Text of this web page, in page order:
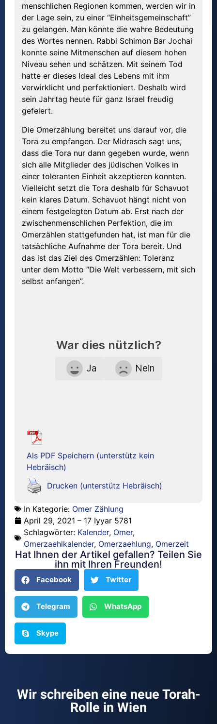
menschlichen Regionen kommen, werden wir in
der Lage sein, zu einer “Einheitsgemeinschaft”
zu gelangen. Man könnte die wahre Bedeutung
des Wortes nennen. Rabbi Schimon Bar Jochai
konnte seine Mitmenschen auf diesem hohen
Niveau sehen und schätzen. Mit seinem Tod
hatte er dieses Ideal des Lebens mit ihm
verwirklicht und perfektioniert. Deshalb wird
sein Jahrtag heute für ganz Israel freudig
gefeiert.
Die Omerzählung bereitet uns darauf vor, die
Tora zu empfangen. Der Midrasch sagt uns,
dass die Tora nur dann gegeben wurde, wenn
sich alle Mitglieder des jüdischen Volkes in
einer toleranten Einheit akzeptieren konnten.
Vielleicht setzt die Tora deshalb für Schavuot
kein klares Datum. Schavuot hängt nicht von
einem festgelegten Datum ab. Erst nach der
zwischenmenschlichen Perfektion, die im
Omerzählen stattgefunden hat, ist man für die
tatsächliche Aufnahme der Tora bereit. Und
das ist das Ziel des Omerzählen: Toleranz
unter dem Motto “Die Welt verbessern, mit sich
selbst anfangen”.
War dies nützlich?
Ja Nein
Als PDF Speichern (unterstütz kein
Hebräisch)
Drucken (unterstütz Hebräisch)
In Kategorie: Omer Zählung
April 29, 2021 – 17 Iyyar 5781
Schlagwörter: Kalender, Omer,
Omerzaehlkalender, Omerzaehlung, Omerzeit
Hat Ihnen der Artikel gefallen? Teilen Sie
ihn mit Ihren Freunden!
Facebook Twitter
Telegram WhatsApp
Skype
Wir schreiben eine neue Torah-
Rolle in Wien